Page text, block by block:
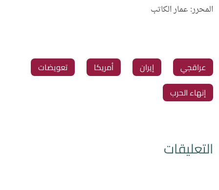
المحرر: عمار الكاتب
‏عراقجي ‏إيران ‏أمريكا
‏تعويضات
‏إنهاء الحرب
التعليقات